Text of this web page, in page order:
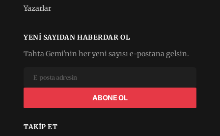
Yazarlar
YENI SAYIDAN HABERDAR OL
Tahta Gemi'nin her yeni sayısı e-postana gelsin.
ABONE OL
TAKIP ET